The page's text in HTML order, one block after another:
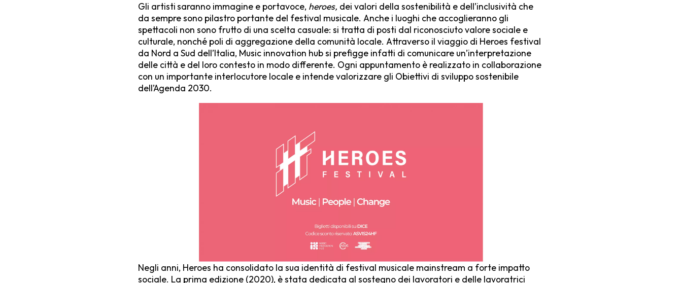
Gli artistisaranno immagine e portavoce, heroes, dei valori della sostenibilità e dell’inclusività che
da sempre sono pilastro portante del festival musicale. Anche i luoghi che accoglieranno gli
spettacoli non sono frutto di una scelta casuale: si tratta di posti dal riconosciuto valore sociale e
culturale, nonché poli di aggregazione della comunità locale. Attraverso il viaggio di Heroes festival
da Nord a Sud dell’Italia, Music innovation hub si prefigge infatti di comunicare un’interpretazione
delle città e del loro contesto in modo differente. Ogni appuntamento è realizzato in collaborazione
con un importante interlocutore locale e intende valorizzare gli Obiettivi di sviluppo sostenibile
dell’Agenda 2030.
Negli anni, Heroes ha consolidato la sua identità di festival musicale mainstream a forte impatto
sociale. La prima edizione (2020), è stata dedicata al sostegno dei lavoratori e delle lavoratrici